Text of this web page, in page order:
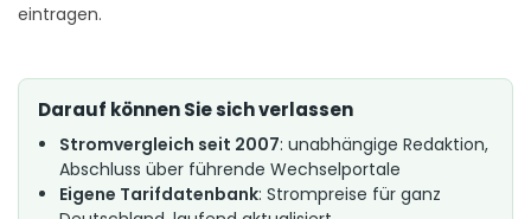
eintragen.
Darauf können Sie sich verlassen
Stromvergleich seit 2007: unabhängige Redaktion,
Abschluss über führende Wechselportale
Eigene Tarifdatenbank: Strompreise für ganz